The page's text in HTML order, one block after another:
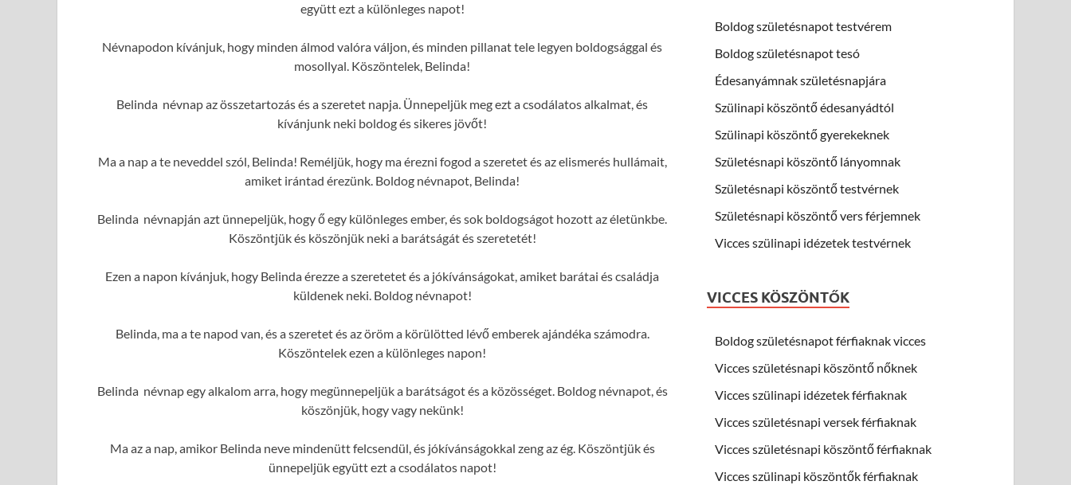
együtt ezt a különleges napot!
Névnapodon kívánjuk, hogy minden álmod valóra váljon, és minden pillanat tele legyen boldogsággal és
mosollyal. Köszöntelek, Belinda!
Belinda névnap az összetartozás és a szeretet napja. Ünnepeljük meg ezt a csodálatos alkalmat, és
kívánjunk neki boldog és sikeres jövőt!
Ma a nap a te neveddel szól, Belinda! Reméljük, hogy ma érezni fogod a szeretet és az elismerés hullámait,
amiket irántad érezünk. Boldog névnapot, Belinda!
Belinda névnapján azt ünnepeljük, hogy ő egy különleges ember, és sok boldogságot hozott az életünkbe.
Köszöntjük és köszönjük neki a barátságát és szeretetét!
Ezen a napon kívánjuk, hogy Belinda érezze a szeretetet és a jókívánságokat, amiket barátai és családja
küldenek neki. Boldog névnapot!
Belinda, ma a te napod van, és a szeretet és az öröm a körülötted lévő emberek ajándéka számodra.
Köszöntelek ezen a különleges napon!
Belinda névnap egy alkalom arra, hogy megünnepeljük a barátságot és a közösséget. Boldog névnapot, és
köszönjük, hogy vagy nekünk!
Ma az a nap, amikor Belinda neve mindenütt felcsendül, és jókívánságokkal zeng az ég. Köszöntjük és
ünnepeljük együtt ezt a csodálatos napot!
Boldog születésnapot testvérem
Boldog születésnapot tesó
Édesanyámnak születésnapjára
Szülinapi köszöntő édesanyádtól
Szülinapi köszöntő gyerekeknek
Születésnapi köszöntő lányomnak
Születésnapi köszöntő testvérnek
Születésnapi köszöntő vers férjemnek
Vicces szülinapi idézetek testvérnek
VICCES KÖSZÖNTŐK
Boldog születésnapot férfiaknak vicces
Vicces születésnapi köszöntő nőknek
Vicces szülinapi idézetek férfiaknak
Vicces születésnapi versek férfiaknak
Vicces születésnapi köszöntő férfiaknak
Vicces szülinapi köszöntők férfiaknak